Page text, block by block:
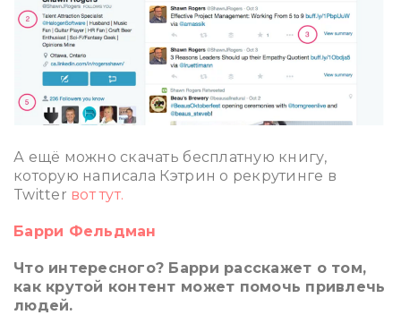
А ещё можно скачать бесплатную книгу,
которую написала Кэтрин о рекрутинге в
Twitter вот тут.
Барри Фельдман
Что интересного? Барри расскажет о том,
как крутой контент может помочь привлечь
людей.